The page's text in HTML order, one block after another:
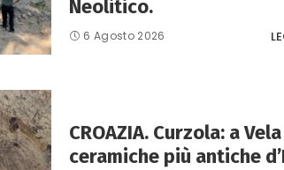
Neolitico.
6 Agosto 2026
CROAZIA. Curzola: a
ceramiche più antiche